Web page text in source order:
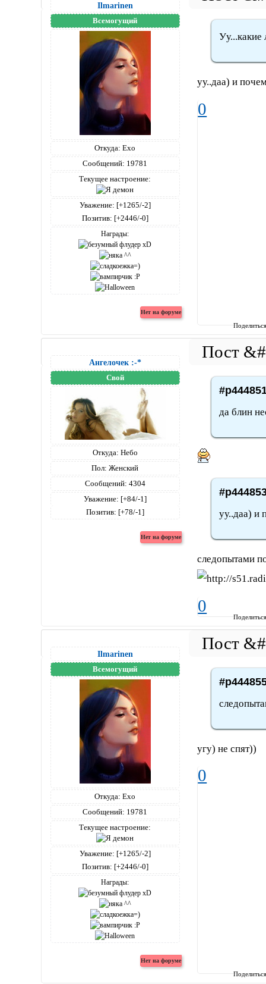
Ilmarinen
Всемогущий
Откуда: Ехо
Сообщений: 19781
Текущее настроение:
Уважение: [+1265/-2]
Позитив: [+2446/-0]
Награды:
уу..даа) и
0
Ангелочек :-*
Свой
Откуда: Небо
Пол: Женский
Сообщений: 4304
Уважение: [+84/-1]
Позитив: [+78/-1]
да блин
уу..даа) и
следопытами
0
Ilmarinen
Всемогущий
Откуда: Ехо
Сообщений: 19781
Текущее настроение:
Уважение: [+1265/-2]
Позитив: [+2446/-0]
Награды:
угу) не спят))
0